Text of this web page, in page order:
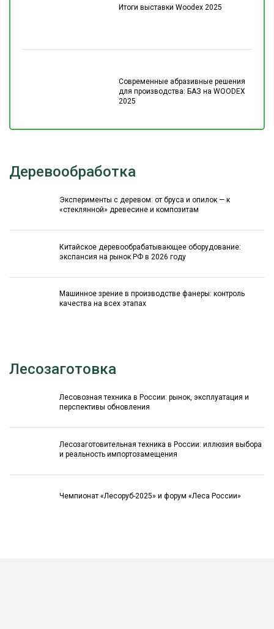
Итоги выставки Woodex 2025
Современные абразивные решения
для производства: БАЗ на WOODEX
2025
Деревообработка
Эксперименты с деревом: от бруса и опилок — к
«стеклянной» древесине и композитам
Китайское деревообрабатывающее оборудование:
экспансия на рынок РФ в 2026 году
Машинное зрение в производстве фанеры: контроль
качества на всех этапах
Лесозаготовка
Лесовозная техника в России: рынок, эксплуатация и
перспективы обновления
Лесозаготовительная техника в России: иллюзия выбора
и реальность импортозамещения
Чемпионат «Лесоруб-2025» и форум «Леса России»